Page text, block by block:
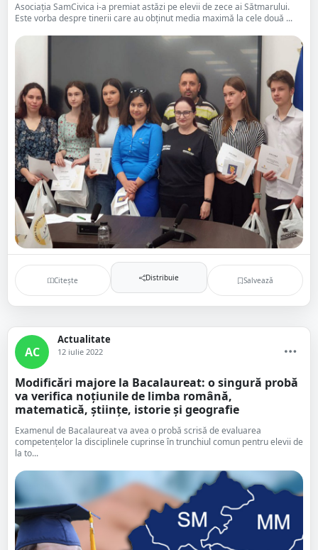
Asociația SamCivica i-a premiat astăzi pe elevii de zece ai Sătmarului.
Este vorba despre tinerii care au obținut media maximă la cele două ...
Citește Distribuie Salvează
AC
Actualitate
12 iulie 2022
Modificări majore la Bacalaureat: o singură probă
va verifica noțiunile de limba română,
matematică, științe, istorie și geografie
Examenul de Bacalaureat va avea o probă scrisă de evaluarea
competenţelor la disciplinele cuprinse în trunchiul comun pentru elevii de
la to...